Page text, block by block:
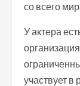
со всего
У актера
участвует в